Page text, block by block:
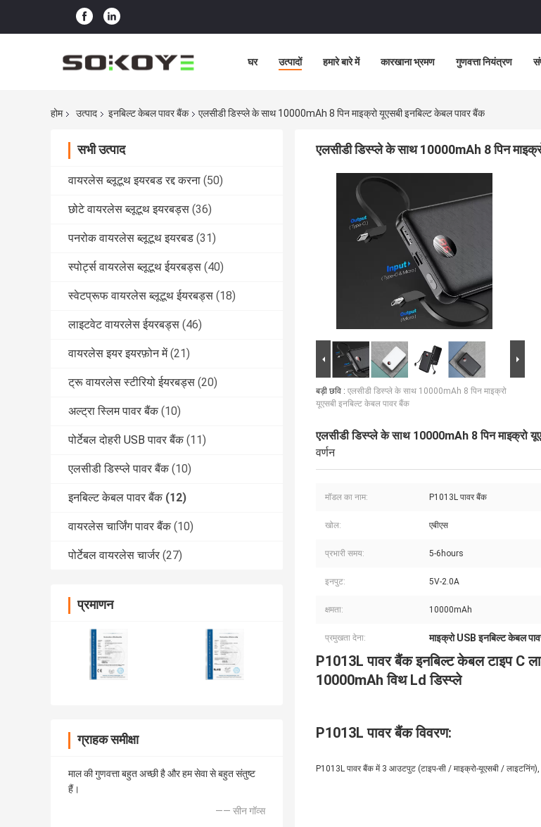
घर उत्पादों हमारे बारे में कारखाना भ्रमण गुणवत्ता नियंत्रण
होम उत्पाद इनबिल्ट केबल पावर बैंक एलसीडी डिस्प्ले के साथ 10000mAh 8 पिन माइक्रो यूएसबी इनबिल्ट केबल पावर बैंक
सभी उत्पाद
वायरलेस ब्लूटूथ इयरबड रद्द करना (50)
छोटे वायरलेस ब्लूटूथ इयरबड्स (36)
पनरोक वायरलेस ब्लूटूथ इयरबड (31)
स्पोर्ट्स वायरलेस ब्लूटूथ ईयरबड्स (40)
स्वेटप्रूफ वायरलेस ब्लूटूथ ईयरबड्स (18)
लाइटवेट वायरलेस ईयरबड्स (46)
वायरलेस इयर इयरफ़ोन में (21)
ट्रू वायरलेस स्टीरियो ईयरबड्स (20)
अल्ट्रा स्लिम पावर बैंक (10)
पोर्टेबल दोहरी USB पावर बैंक (11)
एलसीडी डिस्प्ले पावर बैंक (10)
इनबिल्ट केबल पावर बैंक (12)
वायरलेस चार्जिंग पावर बैंक (10)
पोर्टेबल वायरलेस चार्जर (27)
प्रमाणन
ग्राहक समीक्षा
माल की गुणवत्ता बहुत अच्छी है और हम सेवा से बहुत संतुष्ट
हैं।
—— सीन गॉव्स
एलसीडी डिस्प्ले के साथ 10000mAh 8 पिन
बड़ी छवि : एलसीडी डिस्प्ले के साथ 10000mAh 8 पिन माइक्रो
यूएसबी इनबिल्ट केबल पावर बैंक
एलसीडी डिस्प्ले के साथ 10000mAh 8 पिन माइक्रो
वर्णन
मॉडल का नाम: P1013L पावर बैंक
खोल: एबीएस
प्रभारी समय: 5-6hours
इनपुट: 5V-2.0A
क्षमता: 10000mAh
प्रमुखता देना: माइक्रो USB इनबिल्ट केबल
P1013L पावर बैंक इनबिल्ट केबल टाइप C
10000mAh विथ Ld डिस्प्ले
P1013L पावर बैंक विवरण:
P1013L पावर बैंक में 3 आउटपुट (टाइप-सी / माइक्रो-यूएसबी /